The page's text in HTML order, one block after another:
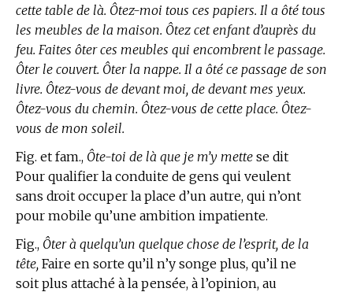
cette table de là. Ôtez-moi tous ces papiers. Il a ôté tous
les meubles de la maison. Ôtez cet enfant d’auprès du
feu. Faites ôter ces meubles qui encombrent le passage.
Ôter le couvert. Ôter la nappe. Il a ôté ce passage de son
livre. Ôtez-vous de devant moi, de devant mes yeux.
Ôtez-vous du chemin. Ôtez-vous de cette place. Ôtez-
vous de mon soleil.
Fig. et fam., Ôte-toi de là que je m’y mette se dit
Pour qualifier la conduite de gens qui veulent
sans droit occuper la place d’un autre, qui n’ont
pour mobile qu’une ambition impatiente.
Fig., Ôter à quelqu’un quelque chose de l’esprit, de la
tête, Faire en sorte qu’il n’y songe plus, qu’il ne
soit plus attaché à la pensée, à l’opinion, au